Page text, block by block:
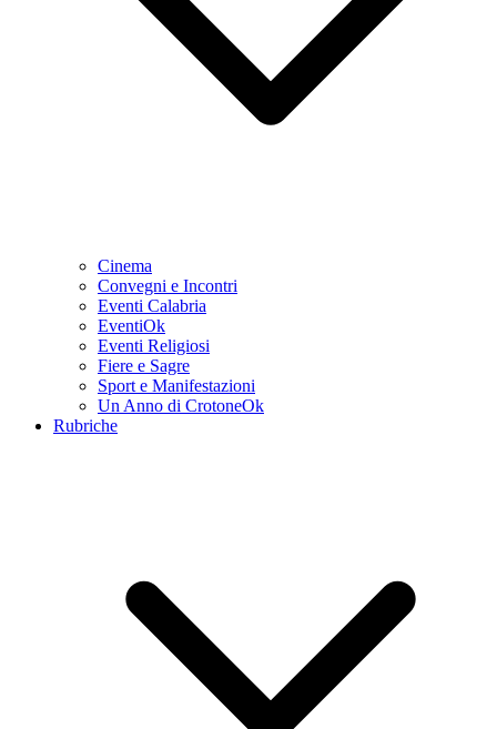
Cinema
Convegni e Incontri
Eventi Calabria
EventiOk
Eventi Religiosi
Fiere e Sagre
Sport e Manifestazioni
Un Anno di CrotoneOk
Rubriche